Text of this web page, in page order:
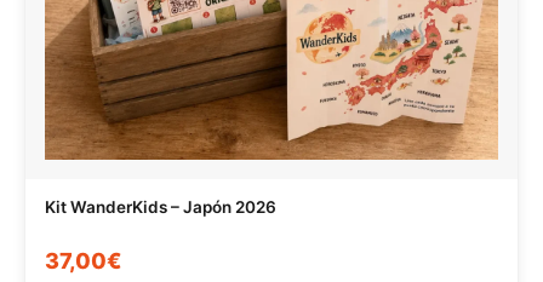
Kit WanderKids – Japón 2026
37,00€